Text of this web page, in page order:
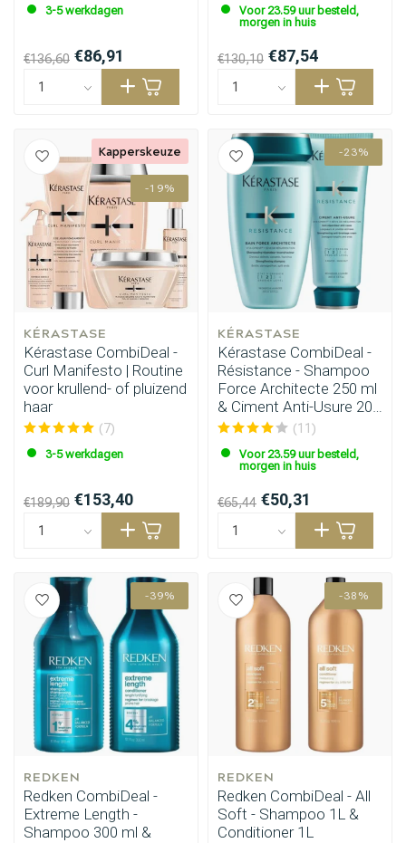
Haarstyling Haarkleuring
3-5 werkdagen
€136,60 €86,91
Voor 23.59 uur besteld,
morgen in huis
€130,10 €87,54
-19%
KÉRASTASE
Kérastase CombiDeal -
Curl Manifesto | Routine
voor krullend- of pluizend
haar
(7)
3-5 werkdagen
€189,90 €153,40
Kapperskeuze -23%
KÉRASTASE
Kérastase CombiDeal -
Résistance - Shampoo
Force Architecte 250 ml
& Ciment Anti-Usure 200
ml
(11)
Voor 23.59 uur besteld,
morgen in huis
€65,44 €50,31
-39%
REDKEN
Redken CombiDeal -
Extreme Length -
Shampoo 300 ml &
-38%
REDKEN
Redken CombiDeal - All
Soft - Shampoo 1L &
Conditioner 1L